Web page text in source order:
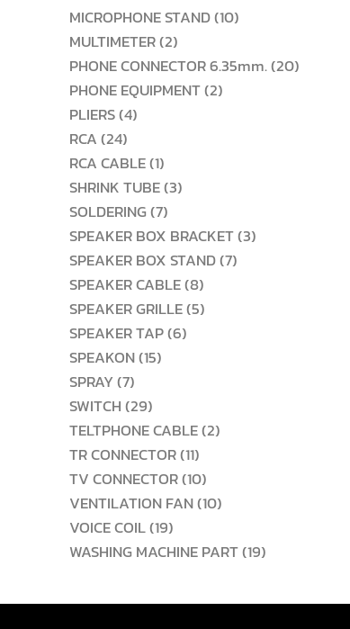
สินค้า
MICROPHONE STAND 1010
MULTIMETER 22
สินค้า
PHONE CONNECTOR 6.35mm. 2020
PHONE EQUIPMENT 22
PLIERS 44
RCA 2424
สินค้า
RCA CABLE 11
สินค้า
SHRINK TUBE 33
SOLDERING 77
สินค้า
SPEAKER BOX BRACKET 33
SPEAKER BOX STAND 77
SPEAKER CABLE 88
สินค้า
SPEAKER GRILLE 55
SPEAKER TAP 66
SPEAKON 1515
SPRAY 77
สินค้า
SWITCH 2929
สินค้า
TELTPHONE CABLE 22
TR CONNECTOR 1111
สินค้า
TV CONNECTOR 1010
สินค้า
VENTILATION FAN 1010
VOICE COIL 1919
สินค้า
WASHING MACHINE PART 1919